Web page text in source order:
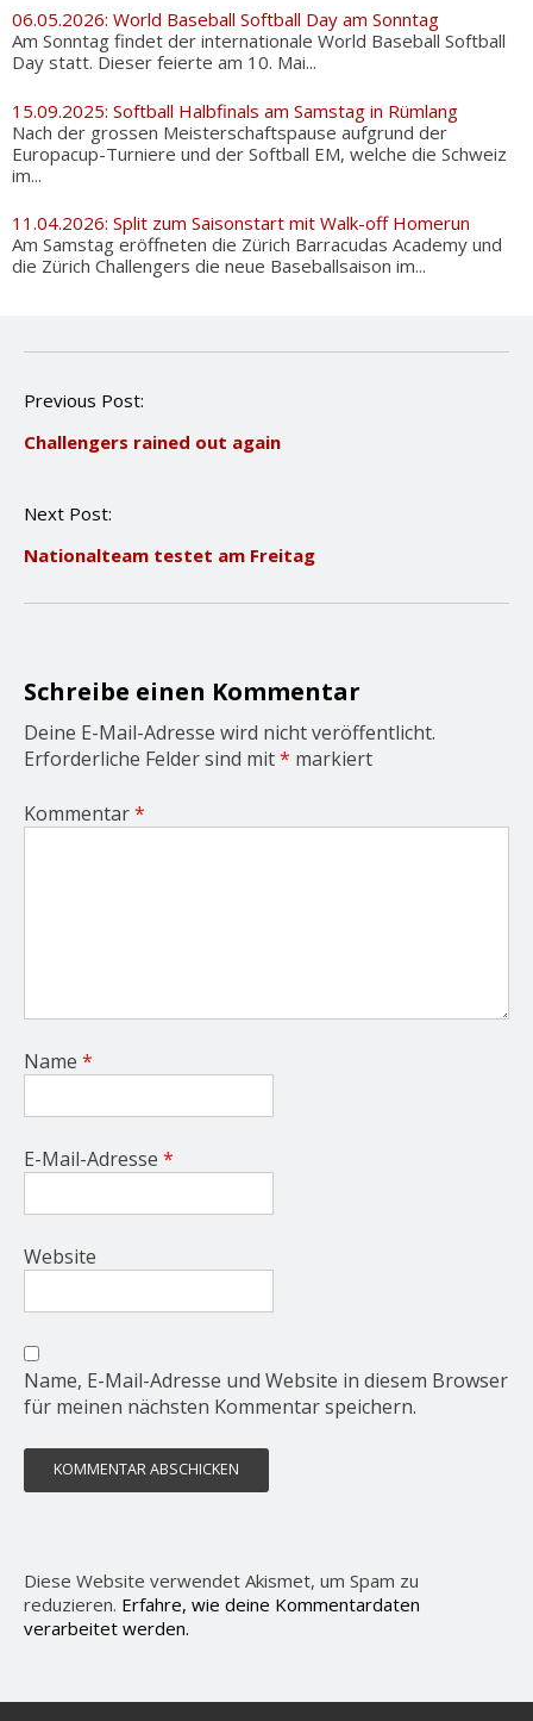
06.05.2026: World Baseball Softball Day am Sonntag
Am Sonntag findet der internationale World Baseball Softball
Day statt. Dieser feierte am 10. Mai...
15.09.2025: Softball Halbfinals am Samstag in Rümlang
Nach der grossen Meisterschaftspause aufgrund der
Europacup-Turniere und der Softball EM, welche die Schweiz
im...
11.04.2026: Split zum Saisonstart mit Walk-off Homerun
Am Samstag eröffneten die Zürich Barracudas Academy und
die Zürich Challengers die neue Baseballsaison im...
P
s
a
i
o
n
Previous Post:
Challengers rained out again
Next Post:
Nationalteam testet am Freitag
Schreibe einen Kommentar
Deine E-Mail-Adresse wird nicht veröffentlicht.
Erforderliche Felder sind mit* markiert
Kommentar*
Name *
E-Mail-Adresse *
Website
Name, E-Mail-Adresse und Website in diesem Browser
für meinen nächsten Kommentar speichern.
Diese Website verwendet Akismet, um Spam zu
reduzieren. Erfahre, wie deine Kommentardaten
verarbeitet werden.